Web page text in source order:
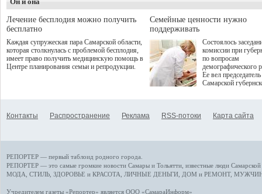
определенными
К ним можно
возникающие при
данными
более динамичного
проникновения
сегмент
отраслевое
рассказала Ольга
ходе сессии
качества жизни" в
ПМЭФ 2025. В
Лечение бесплодия можно получить
бесплатно
Каждая супружеская пара Самарской области,
которая столкнулась с проблемой бесплодия,
имеет право получить медицинскую помощь в
Центре планирования семьи и репродукции.
Семейные ценности нужно
поддерживать
Состоялось
комиссии при
по вопросам
демографического
Ее вел председатель
Самарской
Контакты Распространение Реклама RSS-потоки Карта сайта
РЕПОРТЕР — первый таблоид родного города.
РЕПОРТЕР — это самые громкие новости Самары и Тольятти, известные люди
МОДА, СТИЛЬ ЗДОРОВЬЕ и КРАСОТА ЛИЧНЫЕ ДЕНЬГИ ДОМ и РЕМОНТ,
Учредителем газеты «Репортер» является ООО «СамараИнформ»